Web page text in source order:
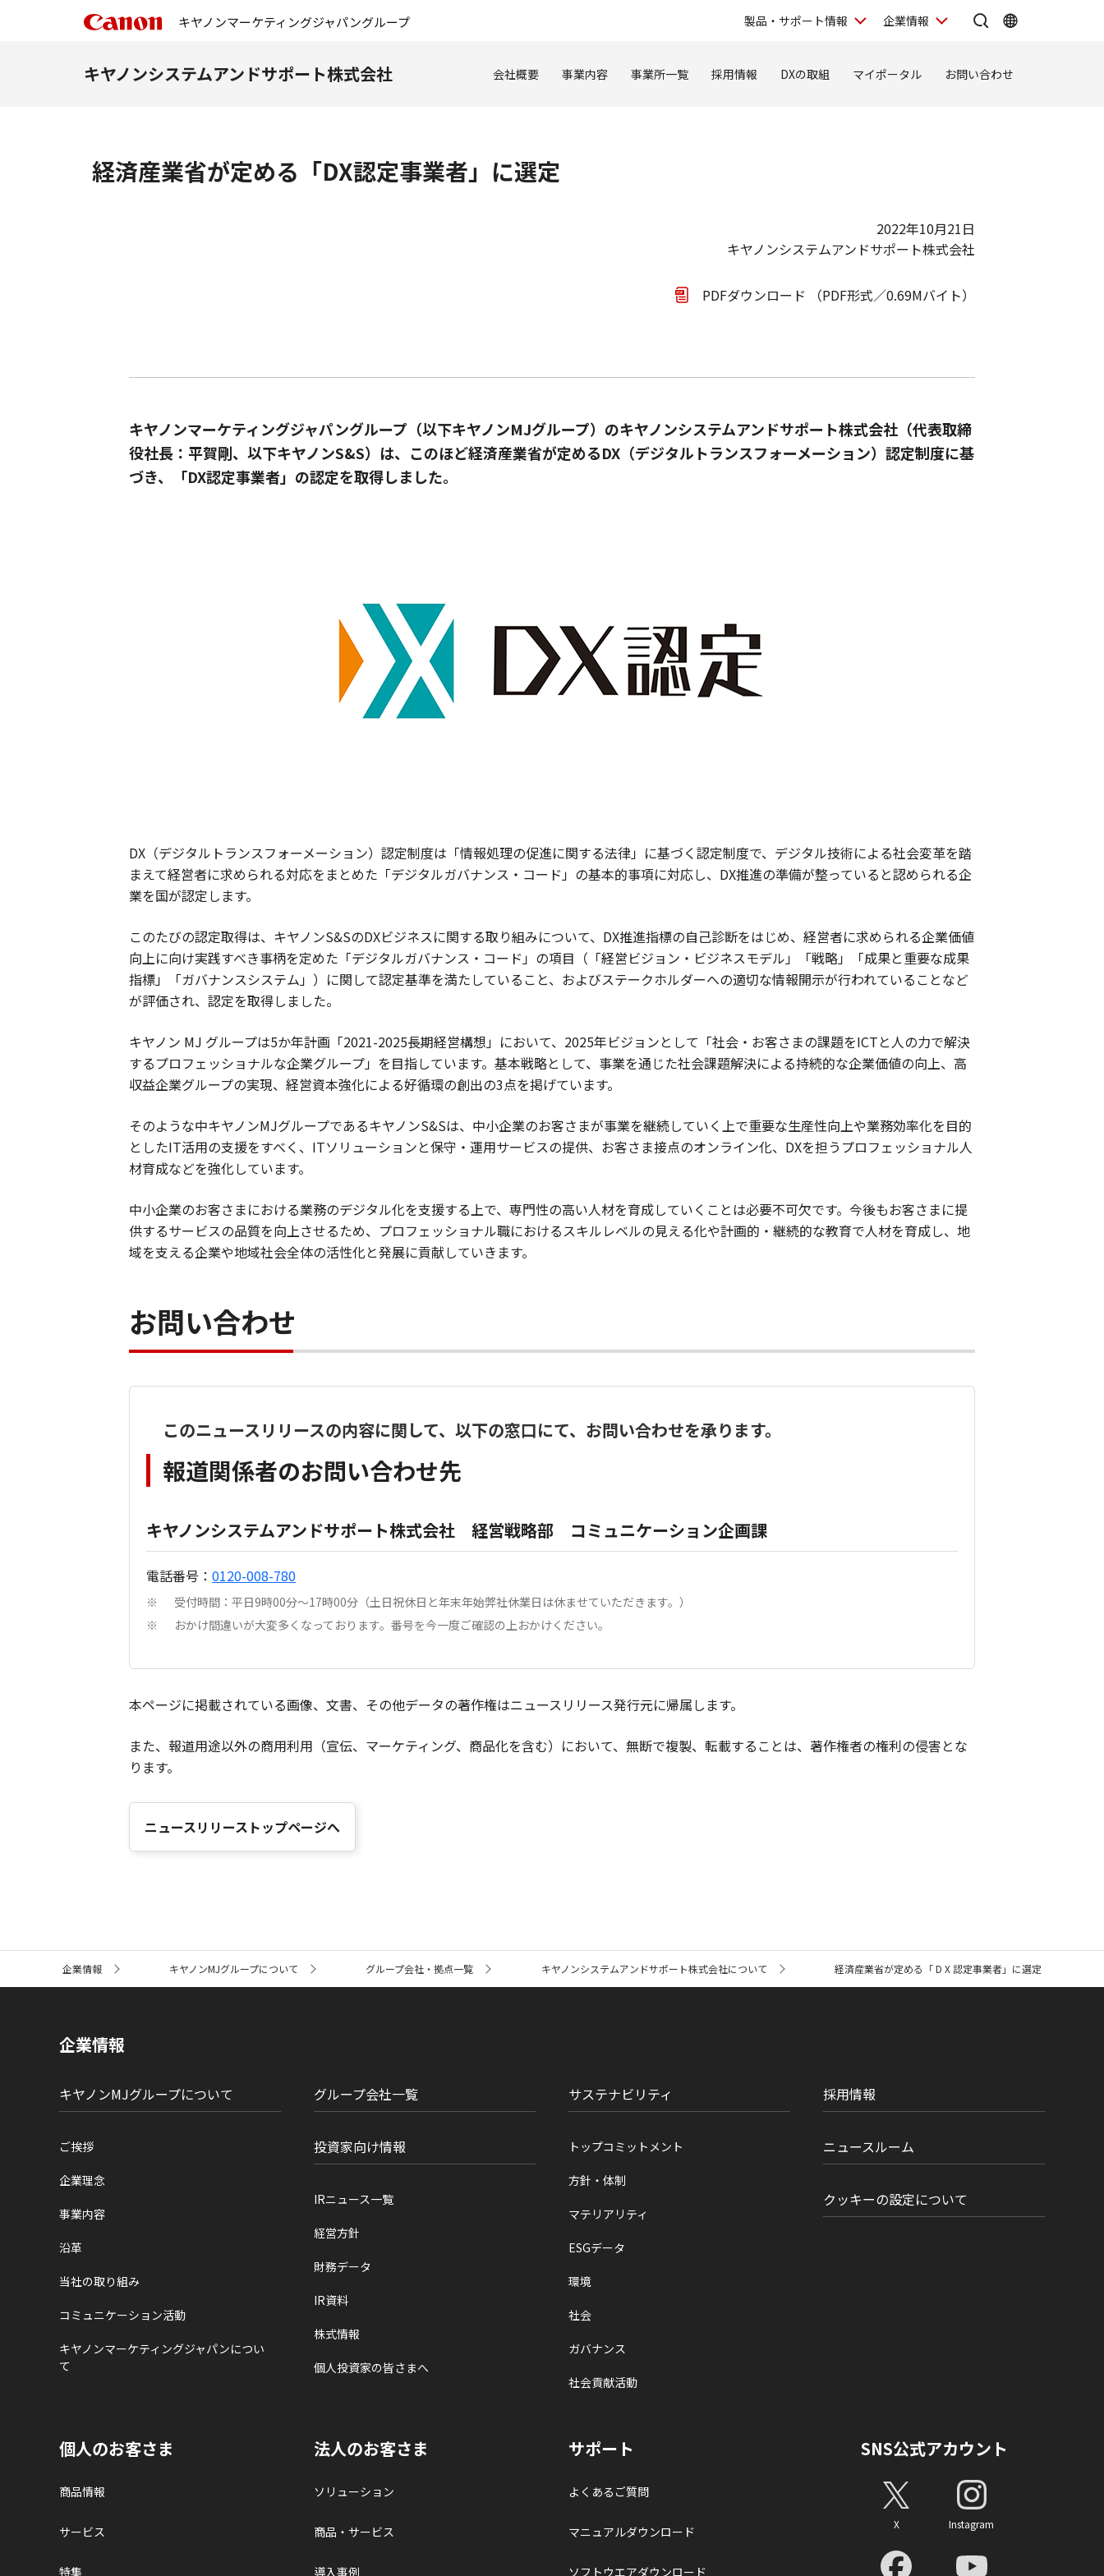
キヤノンマーケティングジャパングループ 製品・サポート情報 企業情報
キヤノンシステムアンドサポート株式会社 会社概要 事業内容 事業所一覧 採用情報 DXの取組 マイポータル お問い合わせ
経済産業省が定める「DX認定事業者」に選定
2022年10月21日
キヤノンシステムアンドサポート株式会社
PDFダウンロード （PDF形式／0.69Mバイト）
キヤノンマーケティングジャパングループ（以下キヤノンMJグループ）のキヤノンシステムアンドサポート株式会社（代表取締
役社長：平賀剛、以下キヤノンS&S）は、このほど経済産業省が定めるDX（デジタルトランスフォーメーション）認定制度に基
づき、「DX認定事業者」の認定を取得しました。
DX（デジタルトランスフォーメーション）認定制度は「情報処理の促進に関する法律」に基づく認定制度で、デジタル技術による社会変革を踏
まえて経営者に求められる対応をまとめた「デジタルガバナンス・コード」の基本的事項に対応し、DX推進の準備が整っていると認められる企
業を国が認定します。
このたびの認定取得は、キヤノンS&SのDXビジネスに関する取り組みについて、DX推進指標の自己診断をはじめ、経営者に求められる企業価値
向上に向け実践すべき事柄を定めた「デジタルガバナンス・コード」の項目（「経営ビジョン・ビジネスモデル」「戦略」「成果と重要な成果
指標」「ガバナンスシステム」）に関して認定基準を満たしていること、およびステークホルダーへの適切な情報開示が行われていることなど
が評価され、認定を取得しました。
キヤノン MJ グループは5か年計画「2021-2025長期経営構想」において、2025年ビジョンとして「社会・お客さまの課題をICTと人の力で解決
するプロフェッショナルな企業グループ」を目指しています。基本戦略として、事業を通じた社会課題解決による持続的な企業価値の向上、高
収益企業グループの実現、経営資本強化による好循環の創出の3点を掲げています。
そのような中キヤノンMJグループであるキヤノンS&Sは、中小企業のお客さまが事業を継続していく上で重要な生産性向上や業務効率化を目的
としたIT活用の支援をすべく、ITソリューションと保守・運用サービスの提供、お客さま接点のオンライン化、DXを担うプロフェッショナル人
材育成などを強化しています。
中小企業のお客さまにおける業務のデジタル化を支援する上で、専門性の高い人材を育成していくことは必要不可欠です。今後もお客さまに提
供するサービスの品質を向上させるため、プロフェッショナル職におけるスキルレベルの見える化や計画的・継続的な教育で人材を育成し、地
域を支える企業や地域社会全体の活性化と発展に貢献していきます。
お問い合わせ
このニュースリリースの内容に関して、以下の窓口にて、お問い合わせを承ります。
報道関係者のお問い合わせ先
キヤノンシステムアンドサポート株式会社 経営戦略部 コミュニケーション企画課
電話番号： 0120-008-780
※ 受付時間：平日9時00分～17時00分（土日祝休日と年末年始弊社休業日は休ませていただきます。）
※ おかけ間違いが大変多くなっております。番号を今一度ご確認の上おかけください。
本ページに掲載されている画像、文書、その他データの著作権はニュースリリース発行元に帰属します。
また、報道用途以外の商用利用（宣伝、マーケティング、商品化を含む）において、無断で複製、転載することは、著作権者の権利の侵害とな
ります。
ニュースリリーストップページへ
ト
企業情報 キヤノンMJグループについて グループ会社・拠点一覧 キヤノンシステムアンドサポート株式会社について 経済産業省が定める「 D X 認定事業者」に選定
企業情報
キヤノンMJグループについて
ご挨拶
企業理念
事業内容
沿革
当社の取り組み
コミュニケーション活動
キヤノンマーケティングジャパンについ
て
グループ会社一覧
投資家向け情報
IRニュース一覧
経営方針
財務データ
IR資料
株式情報
個人投資家の皆さまへ
サステナビリティ
トップコミットメント
方針・体制
マテリアリティ
ESGデータ
環境
社会
ガバナンス
社会貢献活動
採用情報
ニュースルーム
クッキーの設定について
個人のお客さま
商品情報
サービス
特集
法人のお客さま
ソリューション
商品・サービス
導入事例
サポート
よくあるご質問
マニュアルダウンロード
ソフトウエアダウンロード
SNS公式アカウント
X Instagram